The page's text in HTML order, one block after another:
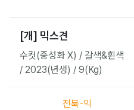
[개] 믹스견
수컷(중성화 X) / 갈색&흰색
/ 2023(년생) / 9(Kg)
전북-익